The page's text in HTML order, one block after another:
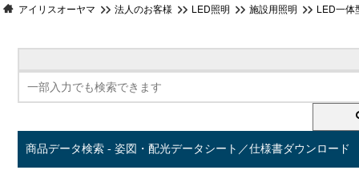
アイリスオーヤマ 法人のお客様 LED照明 施設用照明 LED一体
商品データ検索 - 姿図・配光データシート／仕様書ダウンロード